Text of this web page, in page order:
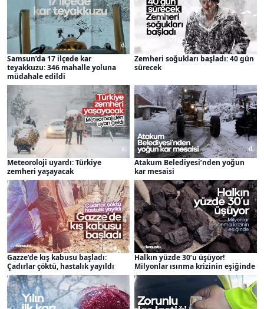
Samsun’da 17 ilçede kar
teyakkuzu: 346 mahalle yoluna
müdahale edildi
Zemheri soğukları başladı: 40 gün
sürecek
Meteoroloji uyardı: Türkiye
zemheri yaşayacak
Atakum Belediyesi’nden yoğun
kar mesaisi
Gazze’de kış kabusu başladı:
Çadırlar çöktü, hastalık yayıldı
Halkın yüzde 30’u üşüyor!
Milyonlar ısınma krizinin eşiğinde